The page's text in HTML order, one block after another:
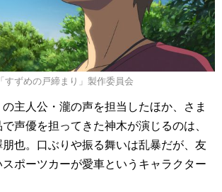
すずめの戸締まり」製作委員会
の主人公・瀧の声を担当したほか、さま
声優を担ってきた神木が演じるのは、
也。口ぶりや振る舞いは乱暴だが、友
ポーツカーが愛車というキャラクター